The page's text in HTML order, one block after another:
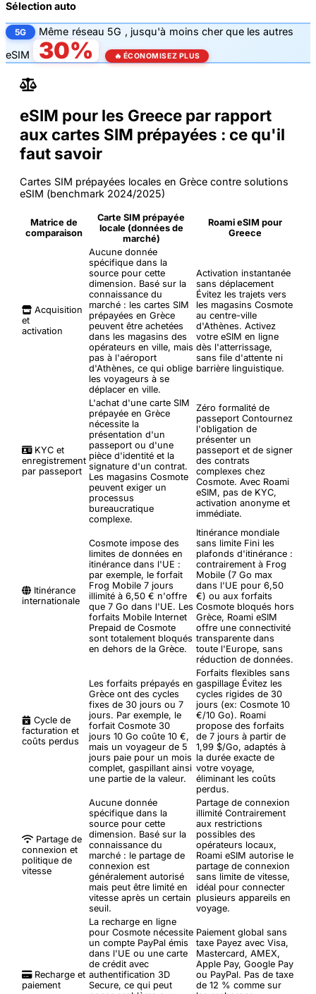
Sélection auto
5G Même réseau 5G , jusqu'à moins cher que les autres
eSIM
30% 🔥 ÉCONOMISEZ PLUS
eSIM pour les Greece par rapport
aux cartes SIM prépayées : ce qu'il
faut savoir
Cartes SIM prépayées locales en Grèce contre solutions
eSIM (benchmark 2024/2025)
Matrice de
comparaison
Carte SIM prépayée
locale (données de
marché)
Roami eSIM pour
Greece
Acquisition
et
activation
Aucune donnée
spécifique dans la
source pour cette
dimension. Basé sur la
connaissance du
marché : les cartes SIM
prépayées en Grèce
peuvent être achetées
dans les magasins des
opérateurs en ville, mais
pas à l'aéroport
d'Athènes, ce qui oblige
les voyageurs à se
déplacer en ville.
Activation instantanée
sans déplacement
Évitez les trajets vers
les magasins Cosmote
au centre-ville
d'Athènes. Activez
votre eSIM en ligne
dès l'atterrissage,
sans file d'attente ni
barrière linguistique.
KYC et
enregistrement
par passeport
L'achat d'une carte SIM
prépayée en Grèce
nécessite la
présentation d'un
passeport ou d'une
pièce d'identité et la
signature d'un contrat.
Les magasins Cosmote
peuvent exiger un
processus
bureaucratique
complexe.
Zéro formalité de
passeport Contournez
l'obligation de
présenter un
passeport et de signer
des contrats
complexes chez
Cosmote. Avec Roami
eSIM, pas de KYC,
activation anonyme et
immédiate.
Itinérance
internationale
Cosmote impose des
limites de données en
itinérance dans l'UE :
par exemple, le forfait
Frog Mobile 7 jours
illimité à 6,50 € n'offre
que 7 Go dans l'UE. Les
forfaits Mobile Internet
Prepaid de Cosmote
sont totalement bloqués
en dehors de la Grèce.
Itinérance mondiale
sans limite Fini les
plafonds d'itinérance :
contrairement à Frog
Mobile (7 Go max
dans l'UE pour 6,50
€) ou aux forfaits
Cosmote bloqués hors
Grèce, Roami eSIM
offre une connectivité
transparente dans
toute l'Europe, sans
réduction de données.
Cycle de
facturation et
coûts perdus
Les forfaits prépayés en
Grèce ont des cycles
fixes de 30 jours ou 7
jours. Par exemple, le
forfait Cosmote 30
jours 10 Go coûte 10 €,
mais un voyageur de 5
jours paie pour un mois
complet, gaspillant ainsi
une partie de la valeur.
Forfaits flexibles sans
gaspillage Évitez les
cycles rigides de 30
jours (ex: Cosmote 10
€/10 Go). Roami
propose des forfaits
de 7 jours à partir de
1,99 $/Go, adaptés à
la durée exacte de
votre voyage,
éliminant les coûts
perdus.
Partage de
connexion et
politique de
vitesse
Aucune donnée
spécifique dans la
source pour cette
dimension. Basé sur la
connaissance du
marché : le partage de
connexion est
généralement autorisé
mais peut être limité en
vitesse après un certain
seuil.
Partage de connexion
illimité Contrairement
aux restrictions
possibles des
opérateurs locaux,
Roami eSIM autorise le
partage de connexion
sans limite de vitesse,
idéal pour connecter
plusieurs appareils en
voyage.
Recharge et
paiement
La recharge en ligne
pour Cosmote nécessite
un compte PayPal émis
dans l'UE ou une carte
de crédit avec
authentification 3D
Secure, ce qui peut
Paiement global sans
taxe Payez avec Visa,
Mastercard, AMEX,
Apple Pay, Google Pay
ou PayPal. Pas de taxe
de 12 % comme sur